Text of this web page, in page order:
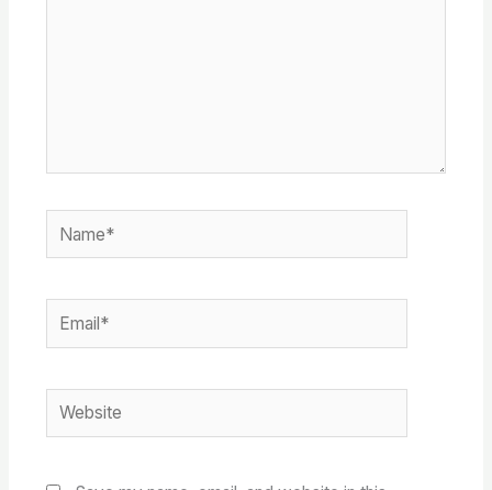
Name*
Email*
Website